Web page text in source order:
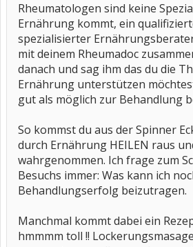
Rheumatologen sind keine
Ernährung kommt, ein
spezialisierter
mit deinem Rheumadoc
danach und sag ihm das du die
Ernährung unterstützen
gut als möglich zur Behandlung
So kommst du aus der Spinner
durch Ernährung HEILEN raus
wahrgenommen. Ich frage zum
Besuchs immer: Was kann ich
Behandlungserfolg beizutragen.
Manchmal kommt dabei ein
hmmmm toll !!